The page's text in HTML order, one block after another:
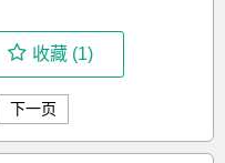
收藏 (1)
下一页